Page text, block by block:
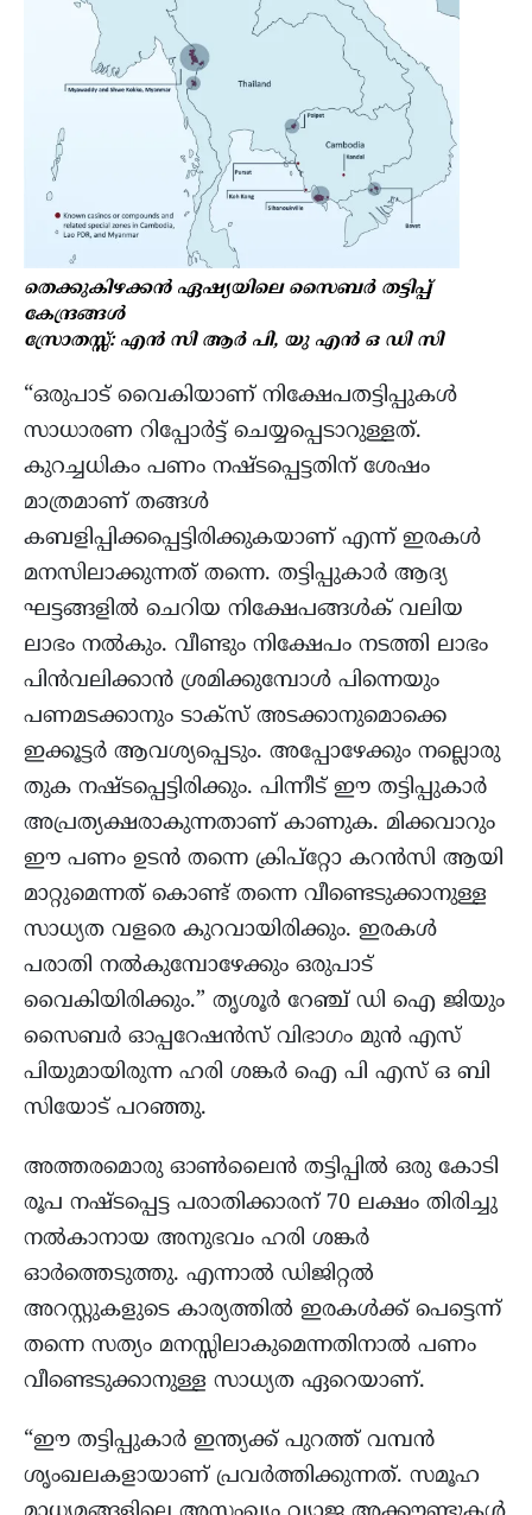
തെക്കുകിഴക്കൻ ഏഷ്യയിലെ സൈബർ തട്ടിപ്പ്
കേന്ദ്രങ്ങൾ
സ്രോതസ്സ്: എൻ സി ആർ പി, യു എൻ ഒ ഡി സി
“ഒരുപാട് വൈകിയാണ് നിക്ഷേപതട്ടിപ്പുകൾ
സാധാരണ റിപ്പോർട്ട് ചെയ്യപ്പെടാറുള്ളത്.
കുറച്ചധികം പണം നഷ്ടപ്പെട്ടതിന് ശേഷം
മാത്രമാണ് തങ്ങൾ
കബളിപ്പിക്കപ്പെട്ടിരിക്കുകയാണ് എന്ന് ഇരകൾ
മനസിലാക്കുന്നത് തന്നെ. തട്ടിപ്പുകാർ ആദ്യ
ഘട്ടങ്ങളിൽ ചെറിയ നിക്ഷേപങ്ങൾക് വലിയ
ലാഭം നൽകും. വീണ്ടും നിക്ഷേപം നടത്തി ലാഭം
പിൻവലിക്കാൻ ശ്രമിക്കുമ്പോൾ പിന്നെയും
പണമടക്കാനും ടാക്സ് അടക്കാനുമൊക്കെ
ഇക്കൂട്ടർ ആവശ്യപ്പെടും. അപ്പോഴേക്കും നല്ലൊരു
തുക നഷ്ടപ്പെട്ടിരിക്കും. പിന്നീട് ഈ തട്ടിപ്പുകാർ
അപ്രത്യക്ഷരാകുന്നതാണ് കാണുക. മിക്കവാറും
ഈ പണം ഉടൻ തന്നെ ക്രിപ്റ്റോ കറൻസി ആയി
മാറ്റുമെന്നത് കൊണ്ട് തന്നെ വീണ്ടെടുക്കാനുള്ള
സാധ്യത വളരെ കുറവായിരിക്കും. ഇരകൾ
പരാതി നൽകുമ്പോഴേക്കും ഒരുപാട്
വൈകിയിരിക്കും.” തൃശൂർ റേഞ്ച് ഡി ഐ ജിയും
സൈബർ ഓപ്പറേഷൻസ് വിഭാഗം മുൻ എസ്
പിയുമായിരുന്ന ഹരി ശങ്കർ ഐ പി എസ് ഒ ബി
സിയോട് പറഞ്ഞു.
അത്തരമൊരു ഓൺലൈൻ തട്ടിപ്പിൽ ഒരു കോടി
രൂപ നഷ്ടപ്പെട്ട പരാതിക്കാരന് 70 ലക്ഷം തിരിച്ചു
നൽകാനായ അനുഭവം ഹരി ശങ്കർ
ഓർത്തെടുത്തു. എന്നാൽ ഡിജിറ്റൽ
അറസ്റ്റുകളുടെ കാര്യത്തിൽ ഇരകൾക്ക് പെട്ടെന്ന്
തന്നെ സത്യം മനസ്സിലാകുമെന്നതിനാൽ പണം
വീണ്ടെടുക്കാനുള്ള സാധ്യത ഏറെയാണ്.
“ഈ തട്ടിപ്പുകാർ ഇന്ത്യക്ക് പുറത്ത് വമ്പൻ
ശൃംഖലകളായാണ് പ്രവർത്തിക്കുന്നത്. സമൂഹ